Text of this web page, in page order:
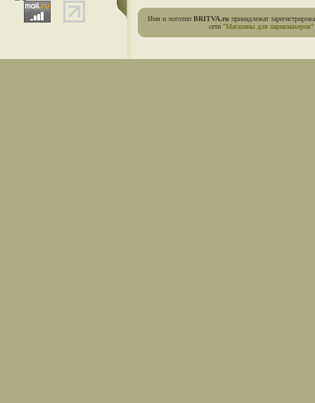
Имя и логотип BRITVA.ru принадлежат
сети "Магазины для парикмахеров"